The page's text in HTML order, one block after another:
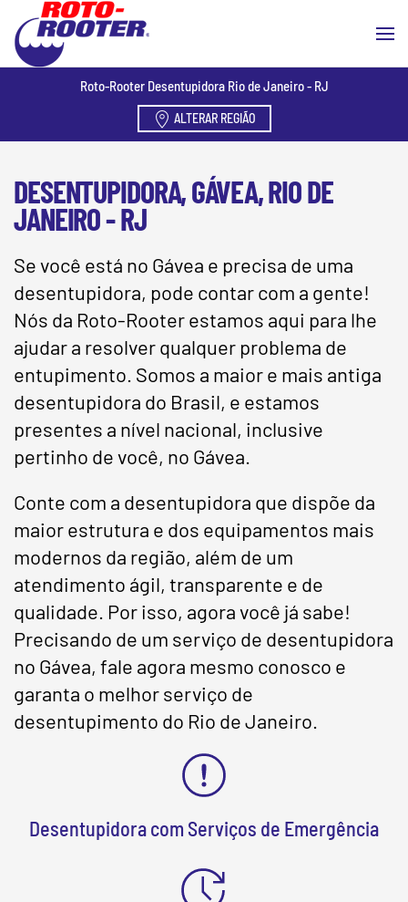
Skip to main content
Roto-Rooter Desentupidora Rio de Janeiro - RJ
ALTERAR REGIÃO
DESENTUPIDORA, GÁVEA, RIO DE
JANEIRO - RJ
Se você está no Gávea e precisa de uma
desentupidora, pode contar com a gente!
Nós da Roto-Rooter estamos aqui para lhe
ajudar a resolver qualquer problema de
entupimento. Somos a maior e mais antiga
desentupidora do Brasil, e estamos
presentes a nível nacional, inclusive
pertinho de você, no Gávea.
Conte com a desentupidora que dispõe da
maior estrutura e dos equipamentos mais
modernos da região, além de um
atendimento ágil, transparente e de
qualidade. Por isso, agora você já sabe!
Precisando de um serviço de desentupidora
no Gávea, fale agora mesmo conosco e
garanta o melhor serviço de
desentupimento do Rio de Janeiro.
Desentupidora com Serviços de Emergência